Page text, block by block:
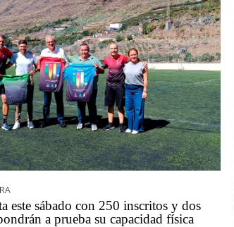
este sábado con 250 inscritos y dos
a prueba su capacidad física